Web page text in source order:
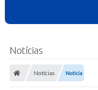
Notícias
Notícias Notícia